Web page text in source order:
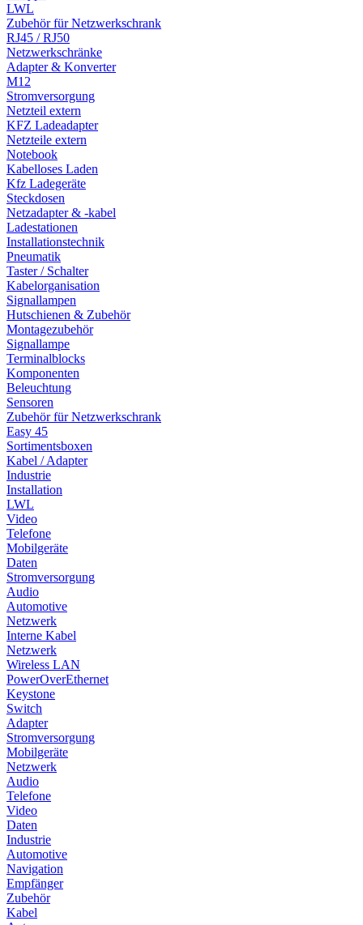
LWL
Zubehör für Netzwerkschrank
RJ45 / RJ50
Netzwerkschränke
Adapter & Konverter
M12
Stromversorgung
Netzteil extern
KFZ Ladeadapter
Netzteile extern
Notebook
Kabelloses Laden
Kfz Ladegeräte
Steckdosen
Netzadapter & -kabel
Ladestationen
Installationstechnik
Pneumatik
Taster / Schalter
Kabelorganisation
Signallampen
Hutschienen & Zubehör
Montagezubehör
Signallampe
Terminalblocks
Komponenten
Beleuchtung
Sensoren
Zubehör für Netzwerkschrank
Easy 45
Sortimentsboxen
Kabel / Adapter
Industrie
Installation
LWL
Video
Telefone
Mobilgeräte
Daten
Stromversorgung
Audio
Automotive
Netzwerk
Interne Kabel
Netzwerk
Wireless LAN
PowerOverEthernet
Keystone
Switch
Adapter
Stromversorgung
Mobilgeräte
Netzwerk
Audio
Telefone
Video
Daten
Industrie
Automotive
Navigation
Empfänger
Zubehör
Kabel